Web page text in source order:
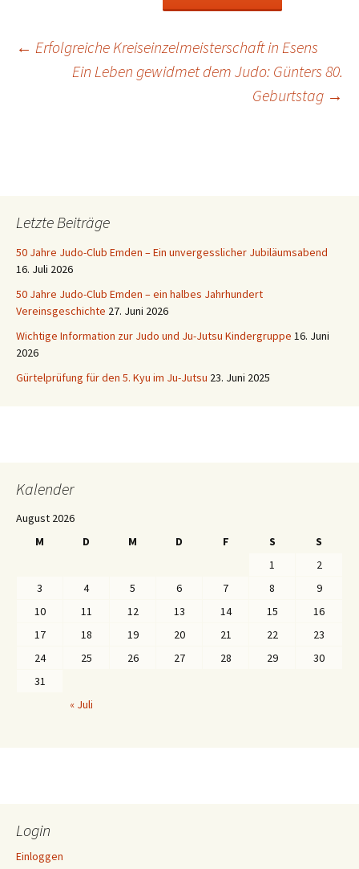
Beitragsnavigation
← Erfolgreiche Kreiseinzelmeisterschaft in Esens
Ein Leben gewidmet dem Judo: Günters 80.
Geburtstag →
Letzte Beiträge
50 Jahre Judo-Club Emden – Ein unvergesslicher Jubiläumsabend
16. Juli 2026
50 Jahre Judo-Club Emden – ein halbes Jahrhundert
Vereinsgeschichte 27. Juni 2026
Wichtige Information zur Judo und Ju-Jutsu Kindergruppe 16. Juni
2026
Gürtelprüfung für den 5. Kyu im Ju-Jutsu 23. Juni 2025
Kalender
August 2026
M
D M D F S
S
1
2
3
4 5 6 7 8
9
10
11 12 13 14 15
16
17
18 19 20 21 22
23
24
25 26 27 28 29
30
31
« Juli
Login
Einloggen